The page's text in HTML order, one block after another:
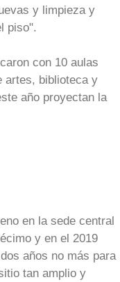
y limpieza y
piso".
con 10 aulas
artes, biblioteca y
año proyectan la
en la sede central
y en el 2019
años no más para
tan amplio y